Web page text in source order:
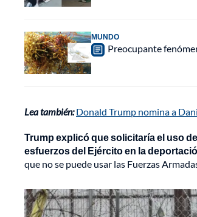
MUNDO
Preocupante
Lea también: Donald Trump nomina a
Trump explicó que solicitaría el uso
esfuerzos del Ejército en la
que no se puede usar las Fuerzas